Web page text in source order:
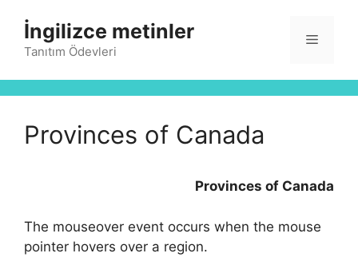
İngilizce metinler
Tanıtım Ödevleri
Menü
Provinces of Canada
Provinces of Canada
The mouseover event occurs when the mouse
pointer hovers over a region.